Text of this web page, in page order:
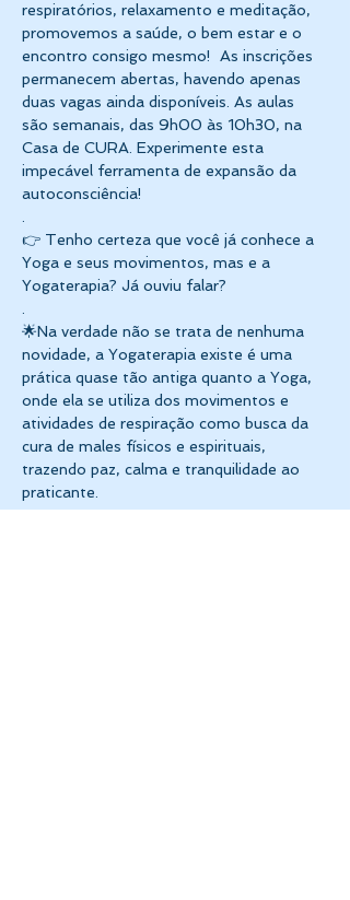
respiratórios, relaxamento e meditação,
promovemos a saúde, o bem estar e o
encontro consigo mesmo!  As inscrições
permanecem abertas, havendo apenas
duas vagas ainda disponíveis. As aulas
são semanais, das 9h00 às 10h30, na
Casa de CURA. Experimente esta
impecável ferramenta de expansão da
autoconsciência!
👉 Tenho certeza que você já conhece a
Yoga e seus movimentos, mas e a
Yogaterapia? Já ouviu falar?
🌟Na verdade não se trata de nenhuma
novidade, a Yogaterapia existe é uma
prática quase tão antiga quanto a Yoga,
onde ela se utiliza dos movimentos e
atividades de respiração como busca da
cura de males físicos e espirituais,
trazendo paz, calma e tranquilidade ao
praticante.